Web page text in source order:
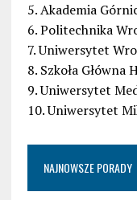
5. Akademia
6. Politechnika
7. Uniwersytet
8. Szkoła Główna
9. Uniwersytet
10. Uniwersytet
NAJNOWSZE PORADY